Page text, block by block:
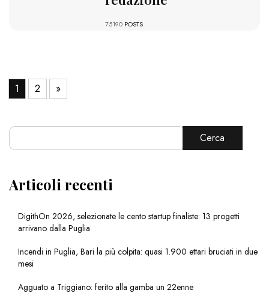
75190 POSTS
1 2 »
Cerca
Articoli recenti
DigithOn 2026, selezionate le cento startup finaliste: 13 progetti
arrivano dalla Puglia
Incendi in Puglia, Bari la più colpita: quasi 1.900 ettari bruciati in due
mesi
Agguato a Triggiano: ferito alla gamba un 22enne